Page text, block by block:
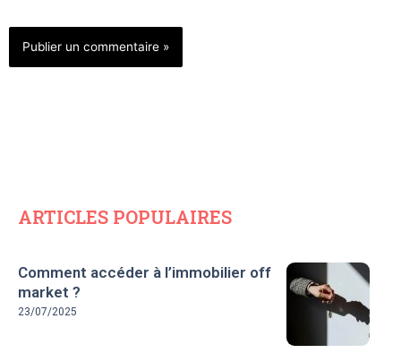
ARTICLES POPULAIRES
Comment accéder à l’immobilier off
market ?
23/07/2025